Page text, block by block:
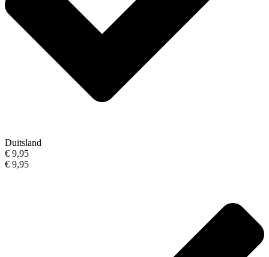
Duitsland
€ 9,95
€ 9,95